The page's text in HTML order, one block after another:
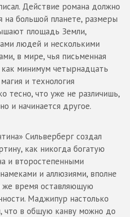
Действие романа должно
на большой планете, размеры
площадь Земли,
людей и несколькими
в мире, чья письменная
как минимум четырнадцать
и технология
тесно, что уже не различишь,
и начинается другое.
Сильверберг создал
как никогда богатую
и второстепенными
и аллюзиями, вполне
же время оставляющую
Маджипур настолько
что в общую канву можно до